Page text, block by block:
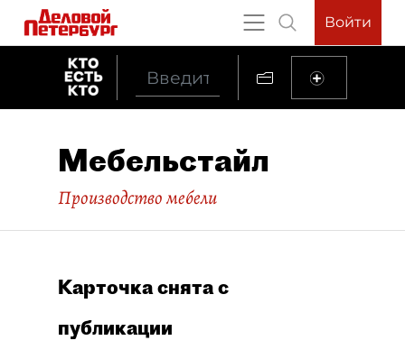
Войти
Мебельстайл
Производство мебели
Карточка снята с
публикации